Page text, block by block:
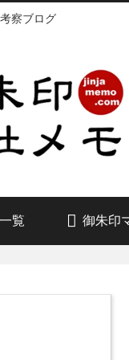
察ブログ
覧 御朱印